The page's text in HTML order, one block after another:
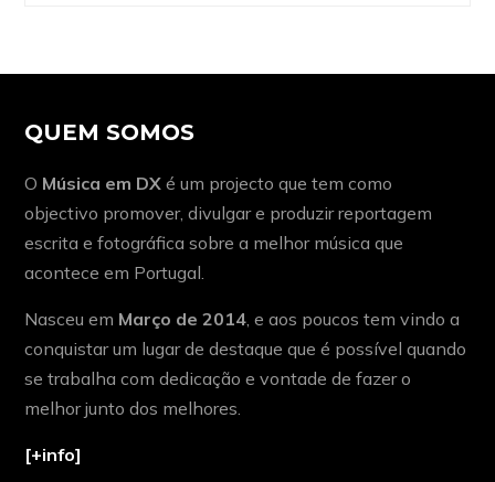
QUEM SOMOS
O Música em DX é um projecto que tem como
objectivo promover, divulgar e produzir reportagem
escrita e fotográfica sobre a melhor música que
acontece em Portugal.
Nasceu em Março de 2014, e aos poucos tem vindo a
conquistar um lugar de destaque que é possível quando
se trabalha com dedicação e vontade de fazer o
melhor junto dos melhores.
[+info]